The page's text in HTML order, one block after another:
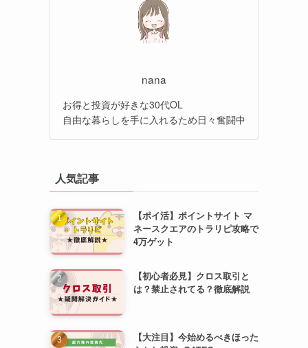
nana
お得と投資が好きな30代OL
自由な暮らしを手に入れるため日々奮闘中
人気記事
【ポイ活】ポイントサイト マ
ネースクエアのトラリピ攻略で
4万ゲット
【初心者必見】クロス取引と
は？禁止されてる？徹底解説
【大注目】今始めるべきほった